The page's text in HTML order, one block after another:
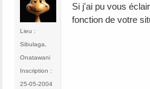
Lieu :
Sibulaga,
Onatawani
Inscription :
25-05-2004
Si j'ai pu vous
fonction de votre